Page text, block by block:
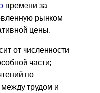
времени за
рынком
цены.
от численности
части;
по
трудом и